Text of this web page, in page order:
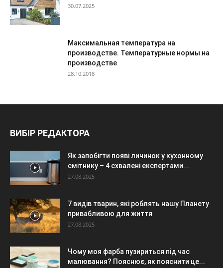
30.07.2025
Максимальная температура на
производстве. Температурные нормы на
производстве
28.10.2018
ВИБІР РЕДАКТОРА
Як запобігти появі личинок у кухонному
смітнику – 4 схвалені експертами...
27.08.2025
7 видів тварин, які роблять нашу Планету
привабливою для життя
27.08.2025
Чому моя фарба пузириться під час
малювання? Пояснює, як пояснити це...